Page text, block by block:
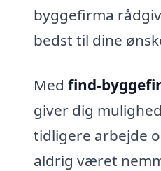
byggefirma
bedst til dine
Med find-
giver dig
tidligere arbejde
aldrig været